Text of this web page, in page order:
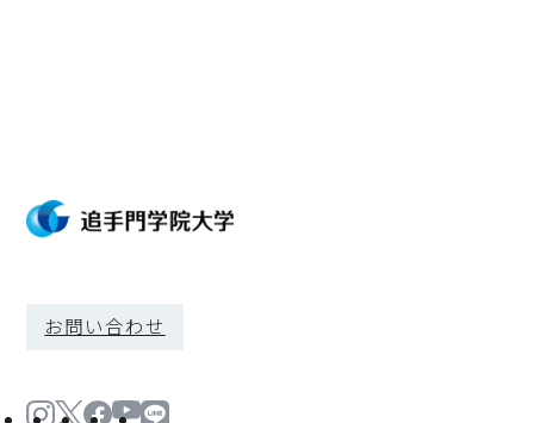
お問い合わせ